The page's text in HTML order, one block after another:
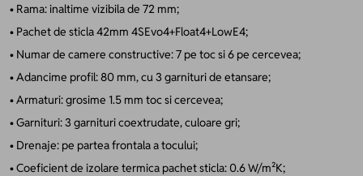
• Rama: inaltime vizibila de 72 mm;
• Pachet de sticla 42mm 4SEvo4+Float4+LowE4;
• Numar de camere constructive: 7 pe toc si 6 pe cercevea;
• Adancime profil: 80 mm, cu 3 garnituri de etansare;
• Armaturi: grosime 1.5 mm toc si cercevea;
• Garnituri: 3 garnituri coextrudate, culoare gri;
• Drenaje: pe partea frontala a tocului;
• Coeficient de izolare termica pachet sticla: 0.6 W/m²K;